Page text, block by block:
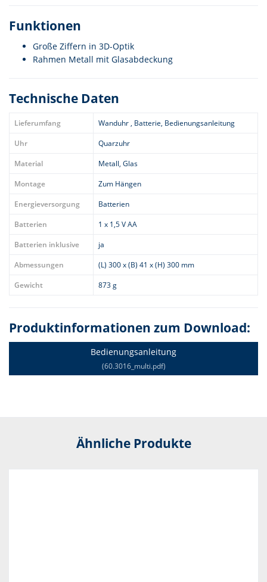
Funktionen
Große Ziffern in 3D-Optik
Rahmen Metall mit Glasabdeckung
Technische Daten
Lieferumfang
Wanduhr , Batterie, Bedienungsanleitung
Uhr
Quarzuhr
Material
Metall, Glas
Montage
Zum Hängen
Energieversorgung
Batterien
Batterien
1 x 1,5 V AA
Batterien inklusive
ja
Abmessungen
(L) 300 x (B) 41 x (H) 300 mm
Gewicht
873 g
Produktinformationen zum Download:
Bedienungsanleitung
(60.3016_multi.pdf)
Ähnliche Produkte